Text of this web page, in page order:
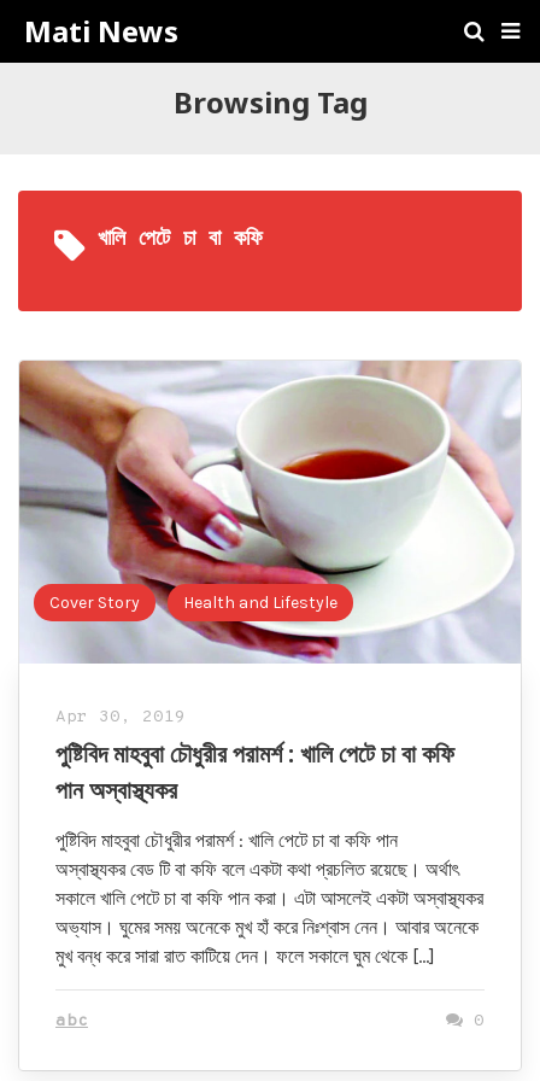
Mati News
Browsing Tag
খালি পেটে চা বা কফি
Cover Story Health and Lifestyle
Apr 30, 2019
পুষ্টিবিদ মাহবুবা চৌধুরীর পরামর্শ : খালি পেটে চা বা কফি
পান অস্বাস্থ্যকর
পুষ্টিবিদ মাহবুবা চৌধুরীর পরামর্শ : খালি পেটে চা বা কফি পান
অস্বাস্থ্যকর বেড টি বা কফি বলে একটা কথা প্রচলিত রয়েছে। অর্থাৎ
সকালে খালি পেটে চা বা কফি পান করা। এটা আসলেই একটা অস্বাস্থ্যকর
অভ্যাস। ঘুমের সময় অনেকে মুখ হাঁ করে নিঃশ্বাস নেন। আবার অনেকে
মুখ বন্ধ করে সারা রাত কাটিয়ে দেন। ফলে সকালে ঘুম থেকে […]
abc 0